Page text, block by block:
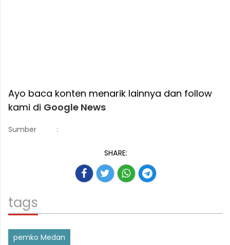
Ayo baca konten menarik lainnya dan follow
kami di Google News
Sumber :
SHARE:
tags
pemko Medan